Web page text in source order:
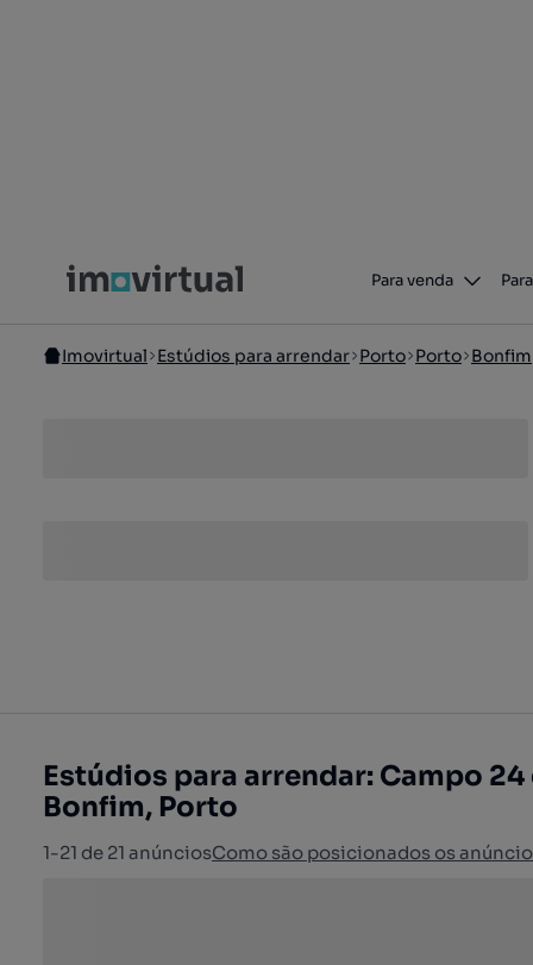
Para venda
Imovirtual Estúdios para arrendar Porto Porto Bonfim
Estúdios para arrendar: Campo
Bonfim, Porto
1-21 de 21 anúnciosComo são posicionados os